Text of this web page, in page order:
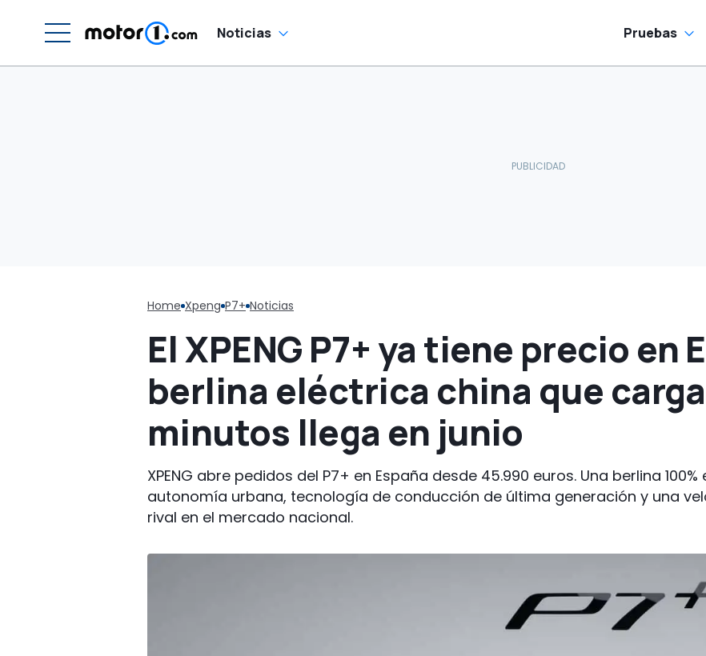
Noticias Pruebas
Home Xpeng P7+ Noticias
El XPENG P7+ ya tiene precio en
berlina eléctrica china que carga
minutos llega en junio
XPENG abre pedidos del P7+ en España desde 45.990 euros. Una berlina
autonomía urbana, tecnología de conducción de última generación y una
rival en el mercado nacional.